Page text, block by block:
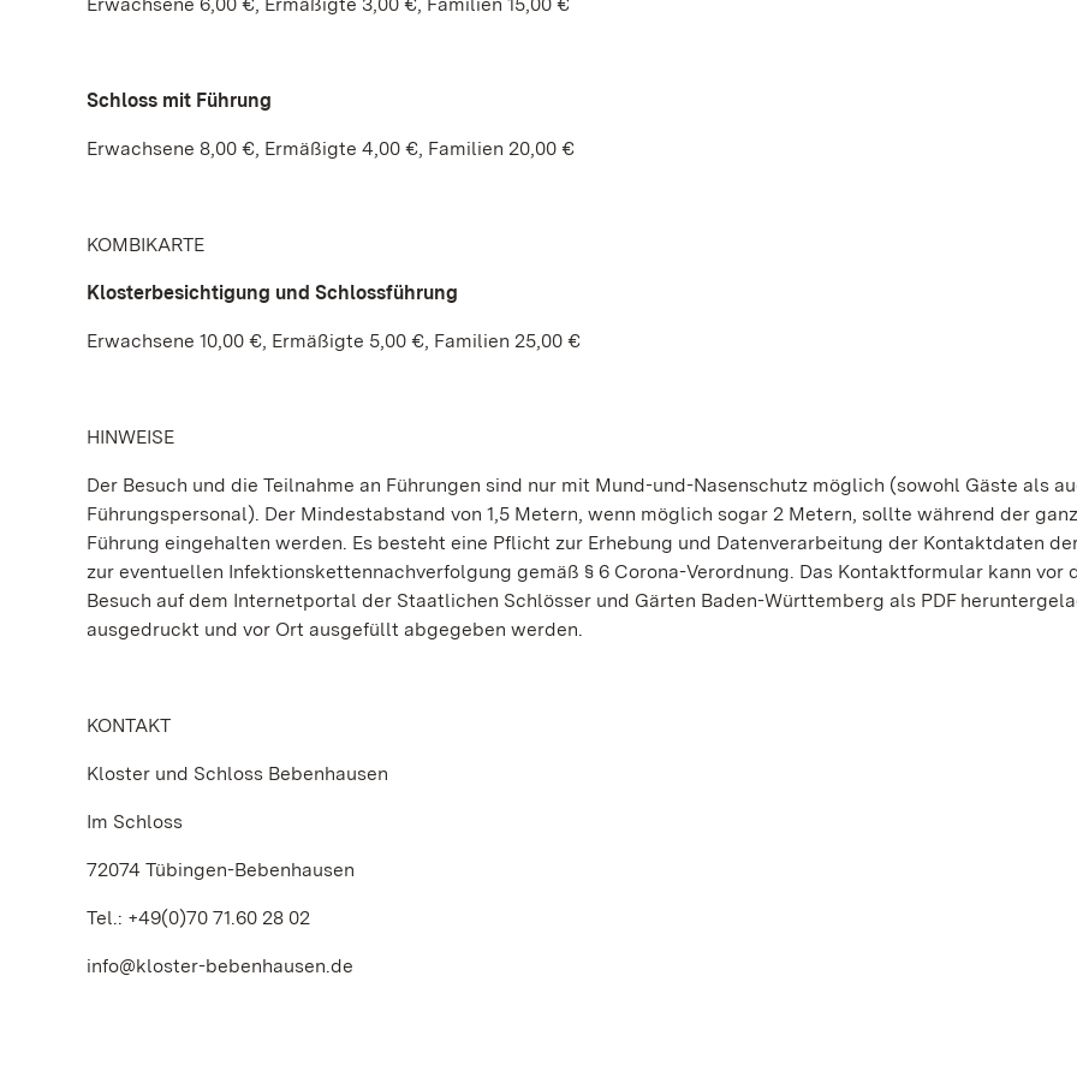
Schloss mit Führung
Erwachsene 8,00 €, Ermäßigte 4,00 €, Familien 20,00 €
KOMBIKARTE
Klosterbesichtigung und Schlossführung
Erwachsene 10,00 €, Ermäßigte 5,00 €, Familien 25,00 €
HINWEISE
Der Besuch und die Teilnahme an Führungen sind nur mit Mund-und-Nasenschutz möglich (sowohl Gäste als
Führungspersonal). Der Mindestabstand von 1,5 Metern, wenn möglich sogar 2 Metern, sollte während der
Führung eingehalten werden. Es besteht eine Pflicht zur Erhebung und Datenverarbeitung der Kontaktdaten
zur eventuellen Infektionskettennachverfolgung gemäß § 6 Corona-Verordnung. Das Kontaktformular kann vor
Besuch auf dem Internetportal der Staatlichen Schlösser und Gärten Baden-Württemberg als PDF
ausgedruckt und vor Ort ausgefüllt abgegeben werden.
KONTAKT
Kloster und Schloss Bebenhausen
Im Schloss
72074 Tübingen-Bebenhausen
Tel.: +49(0)70 71.60 28 02
info@kloster-bebenhausen.de